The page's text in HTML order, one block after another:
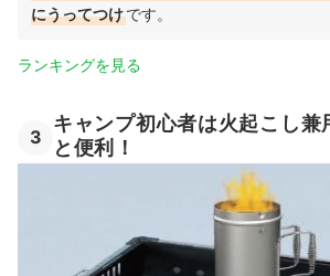
にうってつけです。
ランキングを見る
3
キャンプ初心者は火起こし兼
と便利！